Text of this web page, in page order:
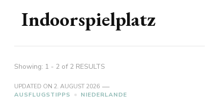
Indoorspielplatz
Showing: 1 - 2 of 2 RESULTS
UPDATED ON 2. AUGUST 2026
AUSFLUGSTIPPS
NIEDERLANDE